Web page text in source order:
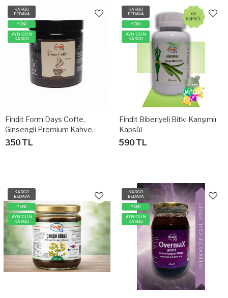
KARGO
BEDAVA
YENİ
AYNIGÜN
KARGO
Findit Form Days Coffe,
Ginsengli Premium Kahve,
Doğal İçerik, Form Ve Enerji
350 TL
KARGO
BEDAVA
YENİ
AYNIGÜN
KARGO
Findit Biberiyeli Bitki Karışımlı
Kapsül
590 TL
KARGO
BEDAVA
YENİ
AYNIGÜN
KARGO
KARGO
BEDAVA
YENİ
AYNIGÜN
KARGO